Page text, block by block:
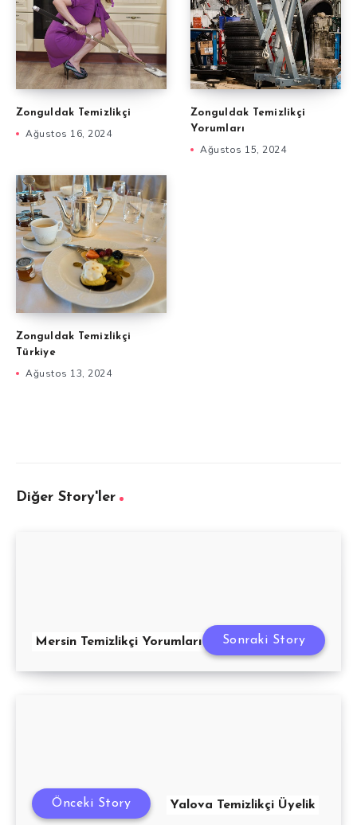
Zonguldak Temizlikçi
Ağustos 16, 2024
Zonguldak Temizlikçi
Yorumları
Ağustos 15, 2024
Zonguldak Temizlikçi
Türkiye
Ağustos 13, 2024
Diğer Story'ler
Mersin Temizlikçi Yorumları Sonraki Story
Yalova Temizlikçi Üyelik
Önceki Story